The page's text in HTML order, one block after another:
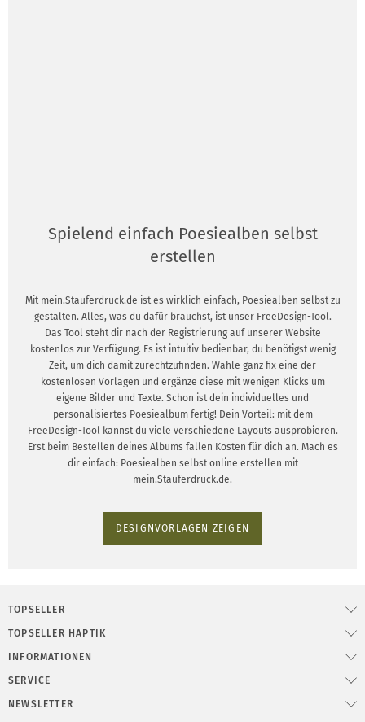
Spielend einfach Poesiealben selbst
erstellen
Mit mein.Stauferdruck.de ist es wirklich einfach, Poesiealben selbst zu
gestalten. Alles, was du dafür brauchst, ist unser FreeDesign-Tool.
Das Tool steht dir nach der Registrierung auf unserer Website
kostenlos zur Verfügung. Es ist intuitiv bedienbar, du benötigst wenig
Zeit, um dich damit zurechtzufinden. Wähle ganz fix eine der
kostenlosen Vorlagen und ergänze diese mit wenigen Klicks um
eigene Bilder und Texte. Schon ist dein individuelles und
personalisiertes Poesiealbum fertig! Dein Vorteil: mit dem
FreeDesign-Tool kannst du viele verschiedene Layouts ausprobieren.
Erst beim Bestellen deines Albums fallen Kosten für dich an. Mach es
dir einfach: Poesiealben selbst online erstellen mit
mein.Stauferdruck.de.
DESIGNVORLAGEN ZEIGEN
TOPSELLER
TOPSELLER HAPTIK
INFORMATIONEN
SERVICE
NEWSLETTER